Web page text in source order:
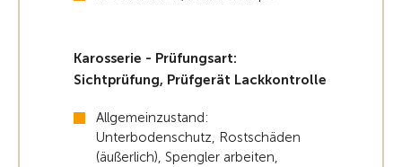
Karosserie - Prüfungsart:
Sichtprüfung, Prüfgerät Lackkontrolle
Allgemeinzustand:
Unterbodenschutz, Rostschäden
(äußerlich), Spengler arbeiten,